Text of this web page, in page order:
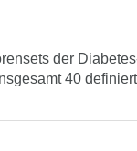
der
40